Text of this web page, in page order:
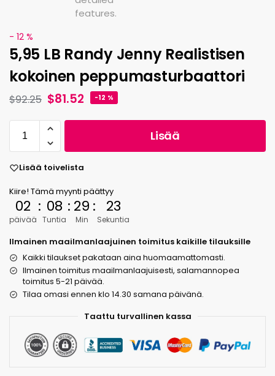
- 12 %
5,95 LB Randy Jenny Realistisen
kokoinen peppumasturbaattori
$92.25 $81.52 -12 %
Lisää
Lisää toivelista
Kiire! Tämä myynti päättyy
02
päivää
: 08
Tuntia
: 29
Min
: 22
Sekuntia
Ilmainen maailmanlaajuinen toimitus kaikille tilauksille
Kaikki tilaukset pakataan aina huomaamattomasti.
Ilmainen toimitus maailmanlaajuisesti, salamannopea
toimitus 5-21 päivää.
Tilaa omasi ennen klo 14.30 samana päivänä.
Taattu turvallinen kassa